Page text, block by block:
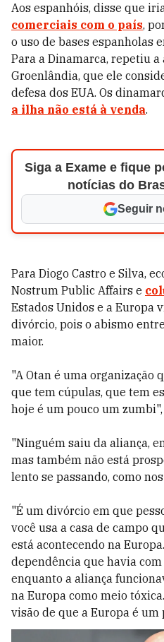
Aos espanhóis, disse que
comerciais com o país,
o uso de bases espanholas
Para a Dinamarca, repetiu a
Groenlândia, que ele
defesa dos EUA. Os
a ilha não está à venda.
Siga a Exame e fique
notícias do
Seguir
Para Diogo Castro e Silva,
Nostrum Public Affairs e
Estados Unidos e a Europa
divórcio, pois o abismo
maior.
"A Otan é uma organização
que tem cúpulas, que tem
hoje é um pouco um
"Ninguém saiu da aliança,
mas também não está
lento se passando, como
"É um divórcio em que
você usa a casa de campo
está acontecendo na
dependência que havia
enquanto a aliança
na Europa como meio
visão de que a Europa é um